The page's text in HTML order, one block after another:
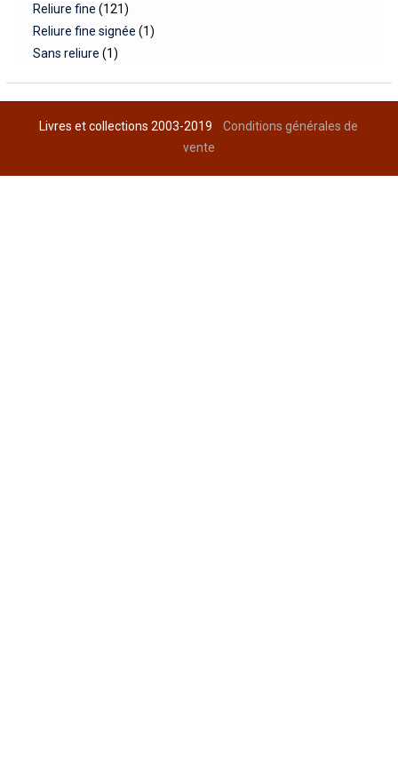
Reliure fine (121)
Reliure fine signée (1)
Sans reliure (1)
Livres et collections 2003-2019Conditions générales de
vente